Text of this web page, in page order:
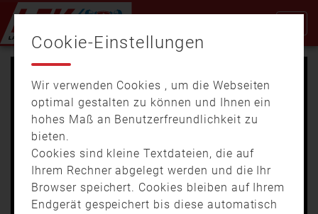
Video
Cookie-Einstellungen
Wir verwenden Cookies , um die Webseiten
optimal gestalten zu können und Ihnen ein
hohes Maß an Benutzerfreundlichkeit zu
bieten.
Cookies sind kleine Textdateien, die auf
Ihrem Rechner abgelegt werden und die Ihr
Browser speichert. Cookies bleiben auf Ihrem
Endgerät gespeichert bis diese automatisch